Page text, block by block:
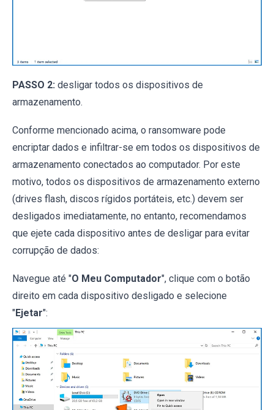
PASSO 2: desligar todos os dispositivos de
armazenamento.
Conforme mencionado acima, o ransomware pode
encriptar dados e infiltrar-se em todos os dispositivos de
armazenamento conectados ao computador. Por este
motivo, todos os dispositivos de armazenamento externo
(drives flash, discos rígidos portáteis, etc.) devem ser
desligados imediatamente, no entanto, recomendamos
que ejete cada dispositivo antes de desligar para evitar
corrupção de dados:
Navegue até "O Meu Computador", clique com o botão
direito em cada dispositivo desligado e selecione
"Ejetar":